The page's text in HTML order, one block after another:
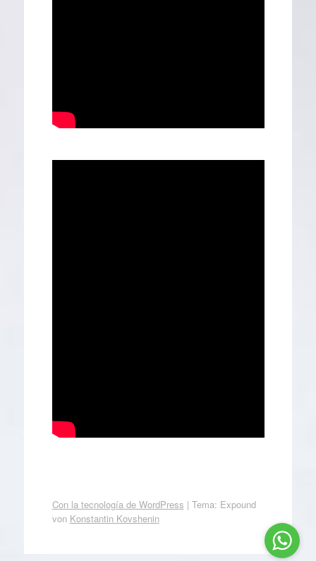
Con la tecnología de WordPress | Tema: Expound
von Konstantin Kovshenin